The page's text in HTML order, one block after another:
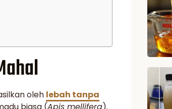
oleh lebah tanpa
biasa (Apis mellifera).